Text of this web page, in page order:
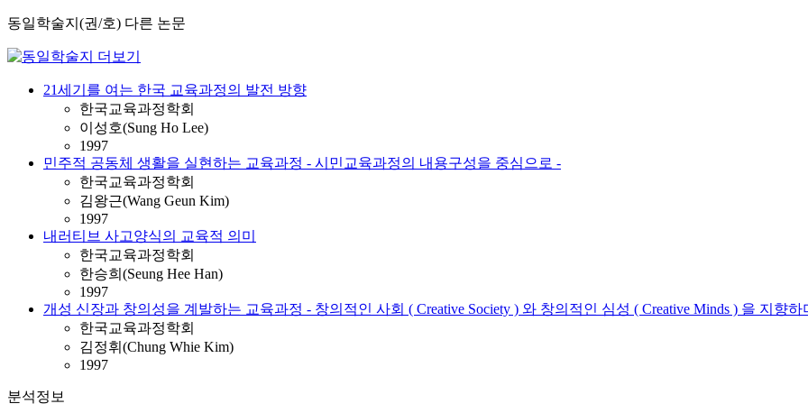
동일학술지(권/호) 다른 논문
21세기를 여는 한국 교육과정의 발전 방향
한국교육과정학회
이성호(Sung Ho Lee)
1997
민주적 공동체 생활을 실현하는 교육과정 - 시민교육과정의 내용구성을 중심으로 -
한국교육과정학회
김왕근(Wang Geun Kim)
1997
내러티브 사고양식의 교육적 의미
한국교육과정학회
한승희(Seung Hee Han)
1997
개성 신장과 창의성을 계발하는 교육과정 - 창의적인 사회 ( Creative Society ) 와 창의적인 심성 ( Creative Minds ) 을 지향하
한국교육과정학회
김정휘(Chung Whie Kim)
1997
분석정보